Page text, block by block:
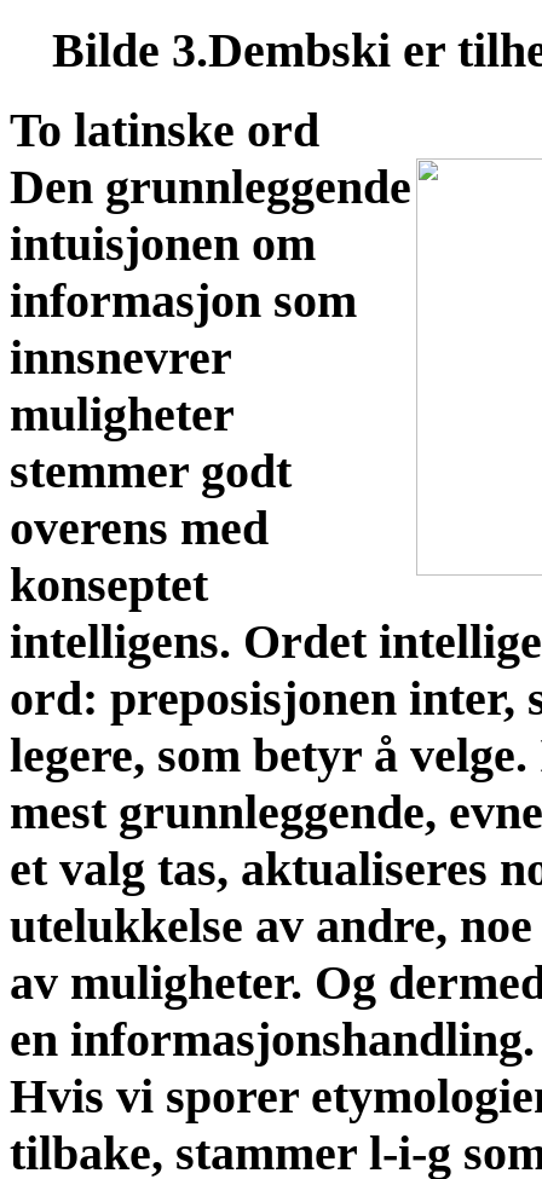
Bilde 3.Dembski er
To latinske ord
Den grunnleggende
intuisjonen om
informasjon som
innsnevrer
muligheter
stemmer godt
overens med
konseptet
intelligens. Ordet
ord: preposisjonen inter,
legere, som betyr å
mest grunnleggende,
et valg tas, aktualiseres
utelukkelse av andre,
av muligheter. Og
en informasjonshandling.
Hvis vi sporer
tilbake, stammer l-i-g